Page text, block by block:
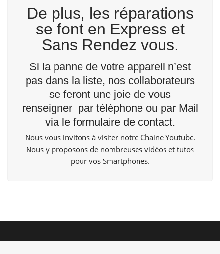
De plus, les réparations
se font en Express et
Sans Rendez vous.
Si la panne de votre appareil n’est
pas dans la liste, nos collaborateurs
se feront une joie de vous
renseigner par téléphone ou par Mail
via le formulaire de contact.
Nous vous invitons à visiter notre Chaine Youtube.
Nous y proposons de nombreuses vidéos et tutos
pour vos Smartphones.